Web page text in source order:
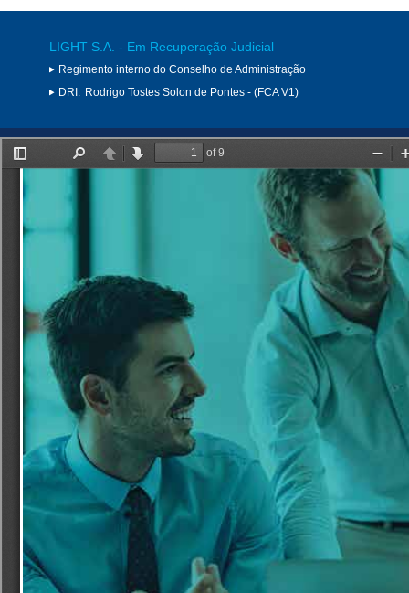
LIGHT S.A. - Em Recuperação Judicial
Regimento interno do Conselho de Administração
DRI: Rodrigo Tostes Solon de Pontes - (FCA V1)